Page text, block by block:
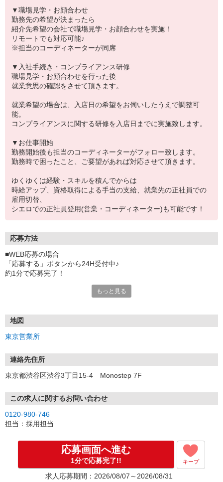
▼職場見学・お顔合わせ
勤務先の希望が決まったら
紹介先希望の会社で職場見学・お顔合わせを実施！
リモートでも対応可能♪
※担当のコーディネーターが同席
▼入社手続き・コンプライアンス研修
職場見学・お顔合わせを行った後
就業意思の確認をさせて頂きます。
就業希望の場合は、入店日の希望をお伺いしたうえで調整可
能。
コンプライアンスに関する研修を入店日までに実施致します。
▼お仕事開始
勤務開始後も担当のコーディネーターがフォロー致します。
勤務時で困ったこと、ご要望があれば対応させて頂きます。
ゆくゆくは経験・スキルを積んでからは
時給アップ、資格取得による手当の支給、就業先の正社員での
雇用切替、
シエロでの正社員登用(営業・コーディネーター)も可能です！
応募方法
■WEB応募の場合
「応募する」ボタンから24H受付中♪
約1分で応募完了！
①応募から3営業日を目安に、メールorお電話でご連絡します。
★スマホでWEB面接（LINEなど）・出張面接・事務所面接と選べま
す
③面接実施（履歴書不要）
※ご希望があれば、職場見学の調整もOKです！
お気軽にご応募ください♪
もっと見る
地図
東京営業所
連絡先住所
東京都渋谷区渋谷3丁目15-4 Monostep 7F
この求人に関するお問い合わせ
0120-980-746
担当：採用担当
応募画面へ進む
1分で応募完了!! キープ
求人応募期間：2026/08/07～2026/08/31